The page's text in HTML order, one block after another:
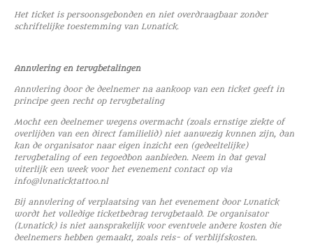
Het ticket is persoonsgebonden en niet overdraagbaar zonder
schriftelijke toestemming van Lunatick.
Annulering en terugbetalingen
Annulering door de deelnemer na aankoop van een ticket geeft in
principe geen recht op terugbetaling
Mocht een deelnemer wegens overmacht (zoals ernstige ziekte of
overlijden van een direct familielid) niet aanwezig kunnen zijn, dan
kan de organisator naar eigen inzicht een (gedeeltelijke)
terugbetaling of een tegoedbon aanbieden. Neem in dat geval
uiterlijk een week voor het evenement contact op via
info@lunaticktattoo.nl
Bij annulering of verplaatsing van het evenement door Lunatick
wordt het volledige ticketbedrag terugbetaald. De organisator
(Lunatick) is niet aansprakelijk voor eventuele andere kosten die
deelnemers hebben gemaakt, zoals reis- of verblijfskosten.